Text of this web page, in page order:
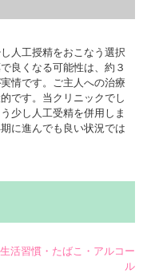
人工授精をおこなう選択
良くなる可能性は、約３
情です。ご主人への治療
です。当クリニックでし
少し人工受精を併用しま
に進んでも良い状況では
生活習慣・たばこ・アルコー
ル